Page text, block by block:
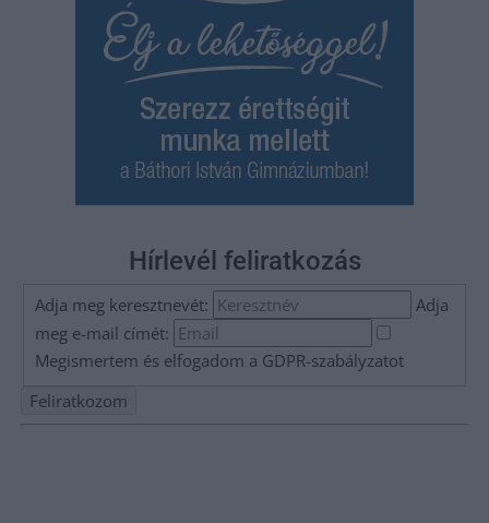
Hírlevél feliratkozás
Adja meg keresztnevét:
Adja
meg e-mail címét:
Megismertem és elfogadom a GDPR-szabályzatot